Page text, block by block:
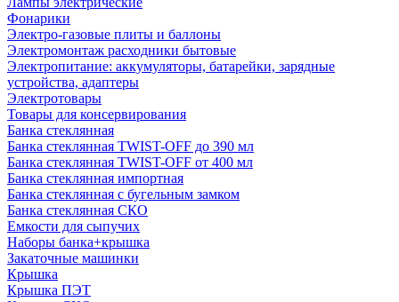
Фонарики
Электро-газовые плиты и баллоны
Электромонтаж расходники бытовые
Электропитание: аккумуляторы, батарейки, зарядные
устройства, адаптеры
Электротовары
Товары для консервирования
Банка стеклянная
Банка стеклянная TWIST-OFF до 390 мл
Банка стеклянная TWIST-OFF от 400 мл
Банка стеклянная импортная
Банка стеклянная с бугельным замком
Банка стеклянная СКО
Емкости для сыпучих
Наборы банка+крышка
Закаточные машинки
Крышка
Крышка ПЭТ